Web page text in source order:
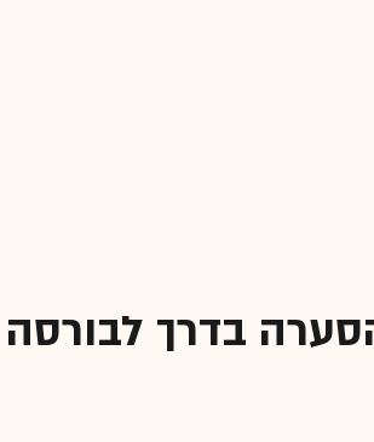
בדרך לבורסה